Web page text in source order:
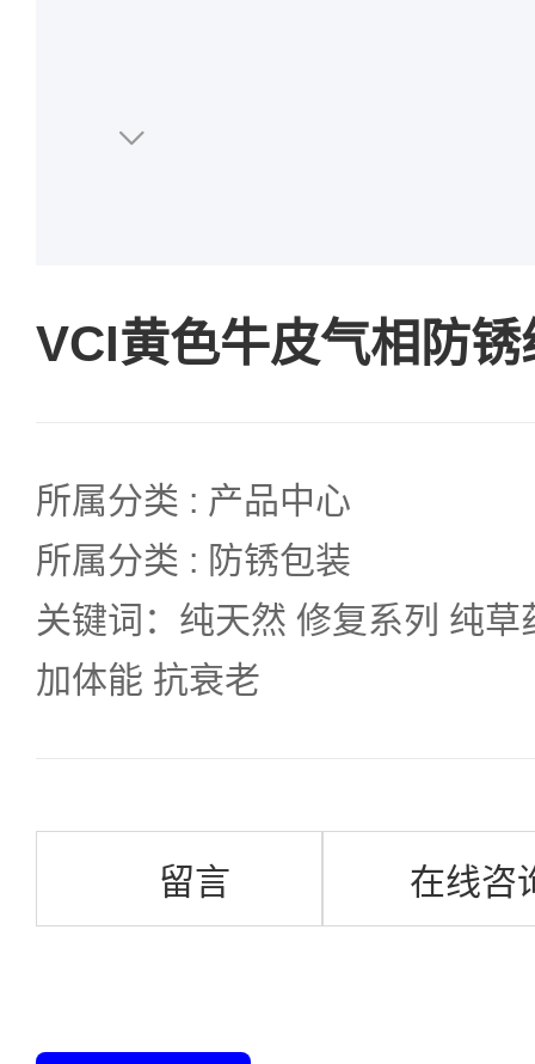
VCI黄色牛皮气相防锈
所属分类 : 产品中心
所属分类 : 防锈包装
关键词：纯天然 修复系列 纯
加体能 抗衰老
留言 在线咨